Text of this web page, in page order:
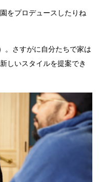
をプロデュースしたりね
。さすがに自分たちで家は
しいスタイルを提案でき